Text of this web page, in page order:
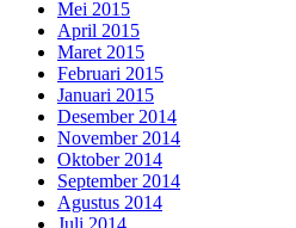
Mei 2015
April 2015
Maret 2015
Februari 2015
Januari 2015
Desember 2014
November 2014
Oktober 2014
September 2014
Agustus 2014
Juli 2014